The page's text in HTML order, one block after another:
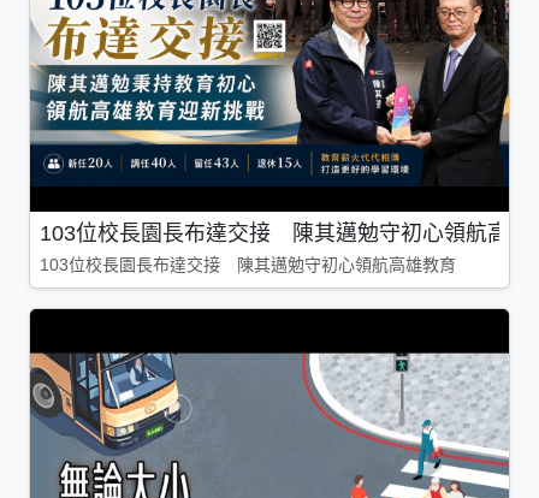
103位校長園長布達交接 陳其邁勉守初心領航高雄
103位校長園長布達交接 陳其邁勉守初心領航高雄教育